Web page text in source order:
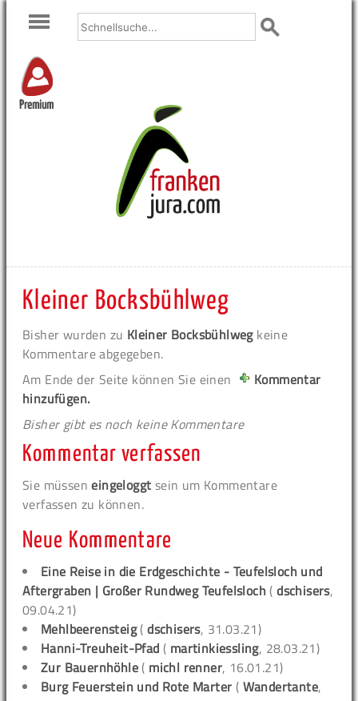
Premium
Kleiner Bocksbühlweg
Bisher wurden zu Kleiner Bocksbühlwegkeine
Kommentare abgegeben.
Am Ende der Seite können Sie einen
Kommentar
hinzufügen.
Bisher gibt es noch keine Kommentare
Kommentar verfassen
Sie müsseneingeloggt sein um Kommentare
verfassen zu können.
Neue Kommentare
Eine Reise in die Erdgeschichte - Teufelsloch und
Aftergraben | Großer Rundweg Teufelsloch (dschisers,
09.04.21)
Mehlbeerensteig(dschisers, 31.03.21)
Hanni-Treuheit-Pfad ( martinkiessling, 28.03.21)
Zur Bauernhöhle ( michl renner, 16.01.21)
Burg Feuerstein und Rote Marter ( Wandertante,